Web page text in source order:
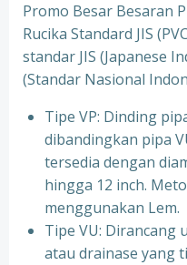
Promo Besar Besaran
Rucika Standard JIS
standar JIS (Japanese
(Standar Nasional
Tipe VP: Dinding
dibandingkan pipa
tersedia dengan
hingga 12 inch.
menggunakan Lem.
Tipe VU: Dirancang
atau drainase yang